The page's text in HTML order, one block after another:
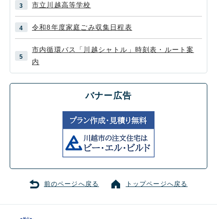
市立川越高等学校
令和8年度家庭ごみ収集日程表
市内循環バス「川越シャトル」時刻表・ルート案
内
バナー広告
前のページへ戻る トップページへ戻る